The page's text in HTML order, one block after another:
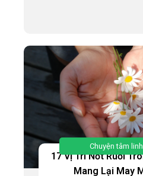
Chuyện tâm linh
17 Vị Trí Nốt Ruồi
Mang Lại May